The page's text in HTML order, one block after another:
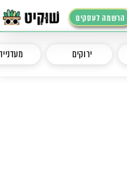
הרשמה לעסקים
ירוקים